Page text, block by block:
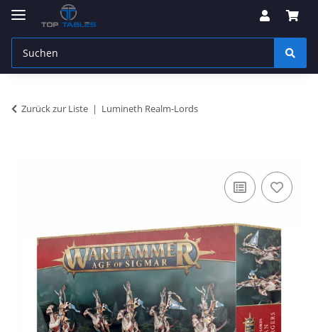
Zurück zur Liste Lumineth Realm-Lords